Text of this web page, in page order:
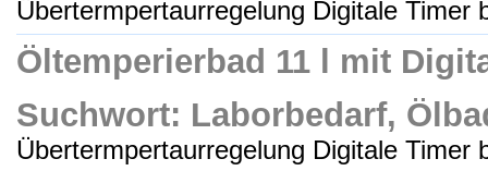
Übertermpertaurregelung Digitale Timer
Öltemperierbad 11 l mit
Suchwort: Laborbedarf,
Übertermpertaurregelung Digitale Timer